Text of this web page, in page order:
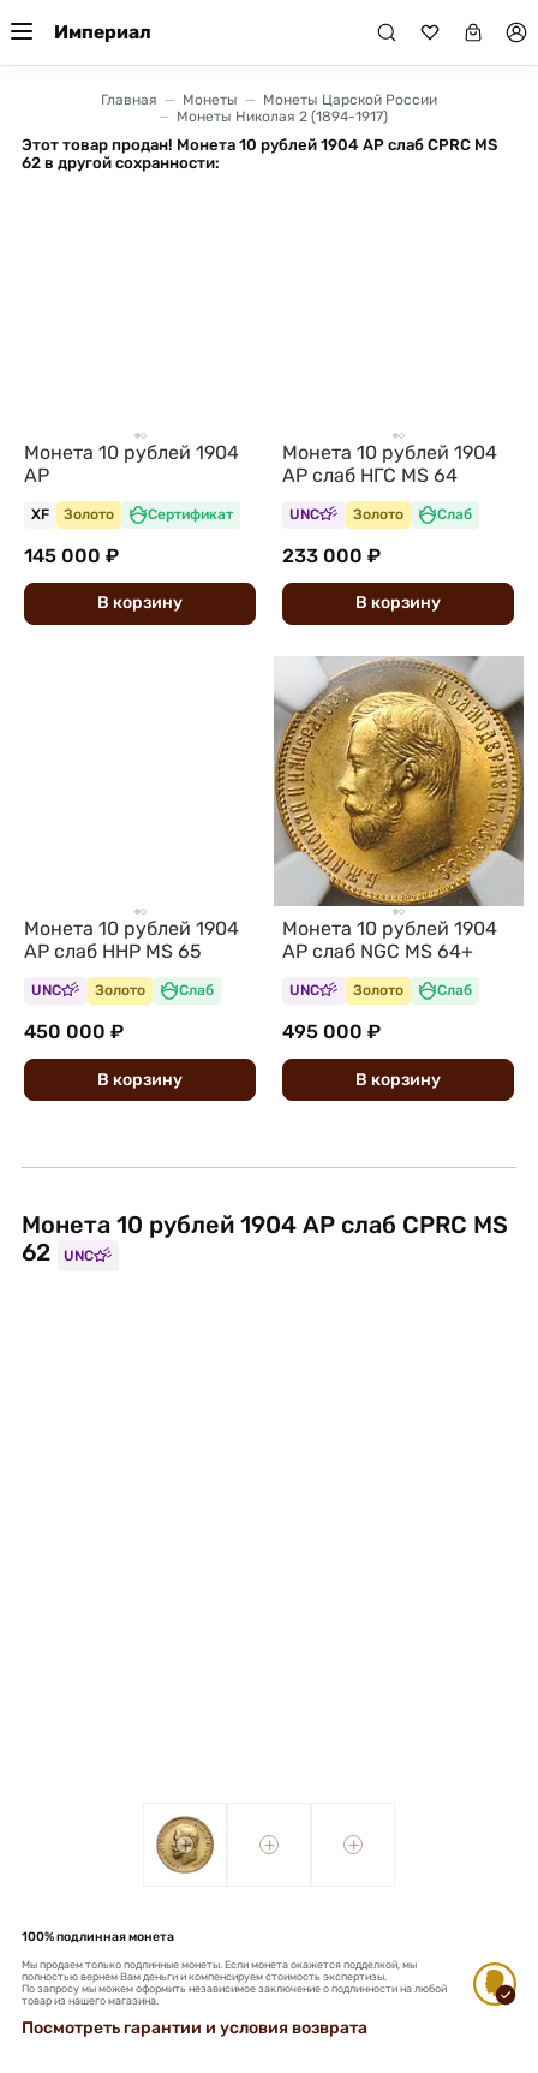
Империал
Главная Монеты
Монеты Царской России
Монеты Николая 2 (1894-1917)
Этот товар продан! Монета 10 рублей 1904 АР слаб CPRC MS
62 в другой сохранности:
Монета 10 рублей 1904
АР
XF Золото Сертификат
145 000 ₽
В корзину
Монета 10 рублей 1904
АР слаб НГС MS 64
UNC Золото Слаб
233 000 ₽
В корзину
Монета 10 рублей 1904
АР слаб ННР MS 65
UNC Золото Слаб
450 000 ₽
В корзину
Монета 10 рублей 1904
АР слаб NGC MS 64+
UNC Золото Слаб
495 000 ₽
В корзину
Монета 10 рублей 1904 АР слаб CPRC MS
62
UNC
+ + +
100% подлинная монета
Мы продаем только подлинные монеты. Если монета окажется подделкой, мы
полностью вернем Вам деньги и компенсируем стоимость экспертизы.
По запросу мы можем оформить независимое заключение о подлинности на любой
товар из нашего магазина.
Посмотреть гарантии и условия возврата